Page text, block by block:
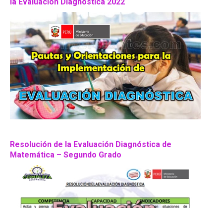
Resolución de la Evaluación Diagnóstica de
Matemática – Segundo Grado